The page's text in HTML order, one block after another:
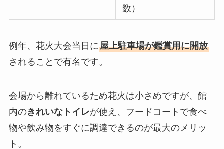
数）
例年、花火大会当日に屋上駐車場が鑑賞用に開放
されることで有名です。
会場から離れているため花火は小さめですが、館
内のきれいなトイレが使え、フードコートで食べ
物や飲み物をすぐに調達できるのが最大のメリッ
ト。